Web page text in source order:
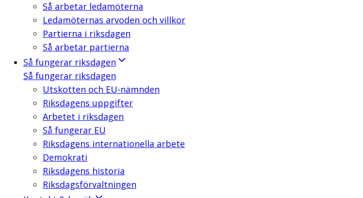
Så arbetar ledamöterna
Ledamöternas arvoden och villkor
Partierna i riksdagen
Så arbetar partierna
Så fungerar riksdagen
Så fungerar riksdagen
Utskotten och EU-nämnden
Riksdagens uppgifter
Arbetet i riksdagen
Så fungerar EU
Riksdagens internationella arbete
Demokrati
Riksdagens historia
Riksdagsförvaltningen